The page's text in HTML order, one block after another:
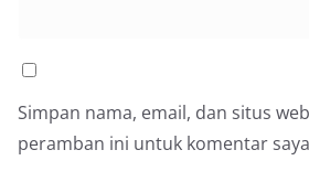
menjelang perayaan HUT
Petugas mengingatkan
bendera dengan benar
Simpan nama, email, dan situs
peramban ini untuk komentar